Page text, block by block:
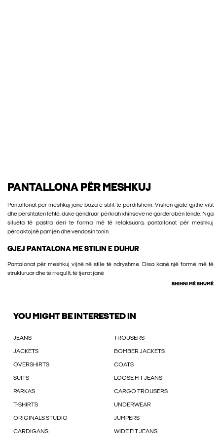
PANTALLONA PËR MESHKUJ
Pantallonat për meshkuj janë baza e stilit të përditshëm. Vishen gjatë gjithë vitit
dhe përshtaten lehtë, duke qëndruar përkrah xhinseve në garderobën tënde. Nga
silueta të pastra deri te forma më të relaksuara, pantallonat për meshkuj
përcaktojnë pamjen dhe vendosin tonin.
GJEJ PANTALONA ME STILIN E DUHUR
Pantalonat për meshkuj vijnë në stile të ndryshme. Disa kanë një formë më të
strukturuar dhe të rregullt, të tjerat janë
SHIHNI MË SHUMË
YOU MIGHT BE INTERESTED IN
JEANS TROUSERS
JACKETS BOMBER JACKETS
OVERSHIRTS COATS
SUITS LOOSE FIT JEANS
PARKAS CARGO TROUSERS
T-SHIRTS UNDERWEAR
ORIGINALS STUDIO JUMPERS
CARDIGANS WIDE FIT JEANS